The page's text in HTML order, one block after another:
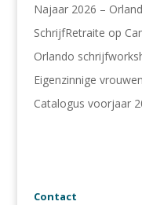
Najaar 2026 –
SchrijfRetraite op
Orlando
Eigenzinnige
Catalogus voorjaar
Contact